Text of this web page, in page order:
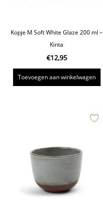
Kopje M Soft White Glaze 200 ml –
Kinta
€12,95
Toevoegen aan winkelwagen